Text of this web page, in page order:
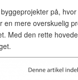
på,
mere overskuelig
Med den rette